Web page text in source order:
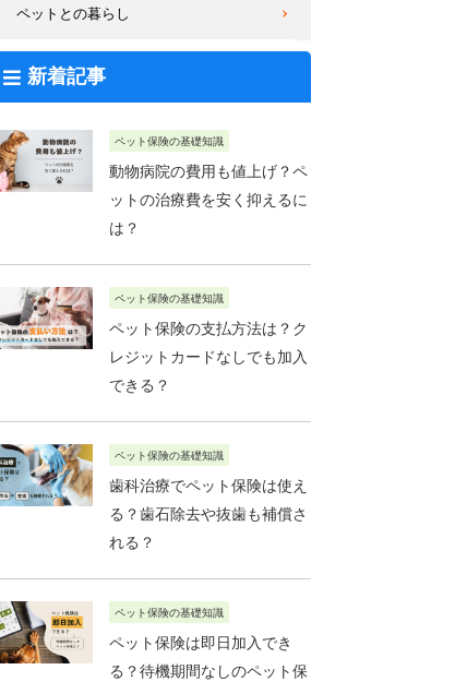
ペットとの暮らし
新着記事
ペット保険の基礎知識
動物病院の費用も値上げ？ペ
ットの治療費を安く抑えるに
は？
ペット保険の基礎知識
ペット保険の支払方法は？ク
レジットカードなしでも加入
できる？
ペット保険の基礎知識
歯科治療でペット保険は使え
る？歯石除去や抜歯も補償さ
れる？
ペット保険の基礎知識
ペット保険は即日加入でき
る？待機期間なしのペット保